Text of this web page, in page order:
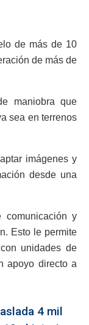
de más de 10
de más de
maniobra que
sea en terrenos
imágenes y
desde una
comunicación y
Esto le permite
unidades de
apoyo directo a
4 mil